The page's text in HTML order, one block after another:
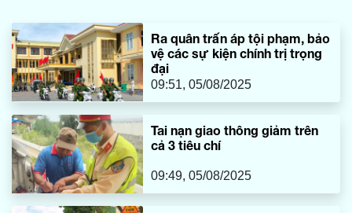
Ra quân trấn áp tội phạm, bảo
vệ các sự kiện chính trị trọng
đại
09:51, 05/08/2025
Tai nạn giao thông giảm trên
cả 3 tiêu chí
09:49, 05/08/2025